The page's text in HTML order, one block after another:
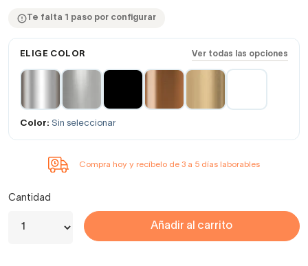
Te falta 1 paso por configurar
ELIGE COLOR Ver todas las opciones
Color: Sin seleccionar
Compra hoy y recíbelo de 3 a 5 días laborables
Cantidad
Añadir al carrito